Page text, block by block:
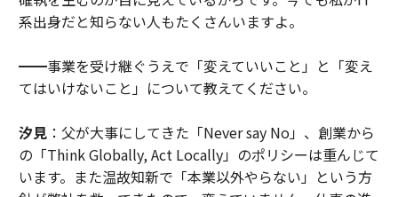
系出身だと知らない人もたくさんいますよ。
━━事業を受け継ぐうえで「変えていいこと」と「変え
てはいけないこと」について教えてください。
汐見：父が大事にしてきた「Never say No」、創業から
の「Think Globally, Act Locally」のポリシーは重んじて
います。また温故知新で「本業以外やらない」という方